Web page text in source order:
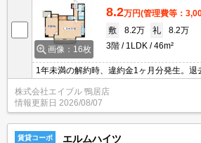
画像：16枚
8.2万円(管理費等：
敷
8.2万 礼
8.2万
3階
1LDK 46m²
1年未満の解約時、違約金1ヶ月分発生。退
角部屋。
株式会社エイブル 鴨居店
情報更新日 2026/08/07
賃貸コーポ エルムハイツ